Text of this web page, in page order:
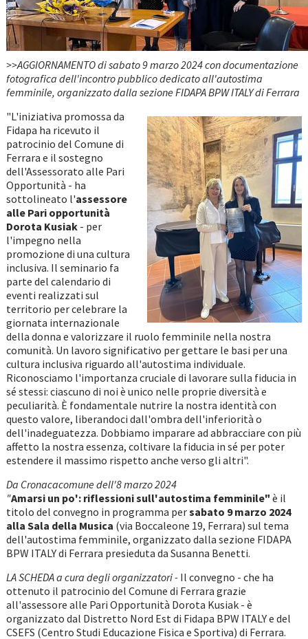
>>AGGIORNAMENTO di sabato 9 marzo 2024 con documentazione
fotografica dell'incontro pubblico dedicato all'autostima
femminile, organizzato dalla sezione FIDAPA BPW ITALY di Ferrara
"L'iniziativa promossa da
Fidapa ha ricevuto il
patrocinio del Comune di
Ferrara e il sostegno
dell'Assessorato alle Pari
Opportunità - ha
sottolineato l'assessore
alle Pari opportunità
Dorota Kusiak- per
l'impegno nella
promozione di una cultura
inclusiva. Il seminario fa
parte del calendario di
eventi realizzati sul
territorio per celebrare la
giornata internazionale
della donna e valorizzare il ruolo femminile nella nostra
comunità. Un lavoro significativo per gettare le basi per una
cultura inclusiva riguardo all'autostima individuale.
Riconosciamo l'importanza cruciale di lavorare sulla fiducia in
sé stessi: ciascuno di noi è unico nelle proprie diversità e
peculiarità. È fondamentale nutrire la nostra identità con
questo valore, liberandoci dall'ombra dell'inferiorità o
dell'inadeguatezza. Dobbiamo imparare ad abbracciare con più
affetto la nostra essenza, coltivare la fiducia in sé per poter
estendere il massimo rispetto anche verso gli altri".
Da Cronacacomune dell'8 marzo 2024
"Amarsi un po': riflessioni sull'autostima femminile" è il
titolo del convegno in programma persabato 9 marzo 2024
alla Sala della Musica (via Boccaleone 19, Ferrara) sul tema
dell'autostima femminile, organizzato dalla sezione FIDAPA
BPW ITALY di Ferrara presieduta da Susanna Benetti.
LA SCHEDA a cura degli organizzatori -Il convegno - che ha
ottenuto il patrocinio del Comune di Ferrara grazie
all'assessore alle Pari Opportunità Dorota Kusiak - è
organizzato dal Distretto Nord Est di Fidapa BPW ITALY e del
CSEFS (Centro Studi Educazione Fisica e Sportiva) di Ferrara.